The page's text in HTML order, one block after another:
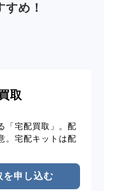
すめ！
取
「宅配買取」。配
。宅配キットは配
を申し込む